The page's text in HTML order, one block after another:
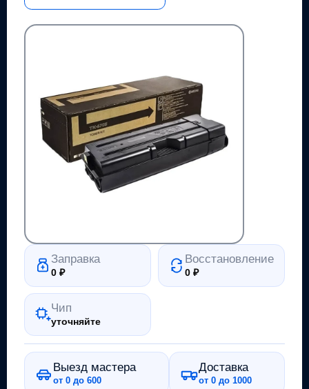
Заправка
0₽
Восстановление
0₽
Чип
уточняйте
Выезд мастера
от 0 до 600
Доставка
от 0 до 1000